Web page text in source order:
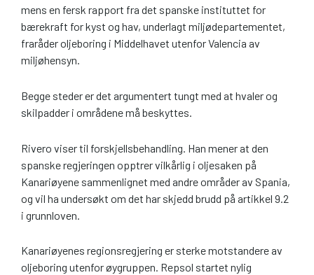
mens en fersk rapport fra det spanske instituttet for
bærekraft for kyst og hav, underlagt miljødepartementet,
fraråder oljeboring i Middelhavet utenfor Valencia av
miljøhensyn.
Begge steder er det argumentert tungt med at hvaler og
skilpadder i områdene må beskyttes.
Rivero viser til forskjellsbehandling. Han mener at den
spanske regjeringen opptrer vilkårlig i oljesaken på
Kanariøyene sammenlignet med andre områder av Spania,
og vil ha undersøkt om det har skjedd brudd på artikkel 9.2
i grunnloven.
Kanariøyenes regionsregjering er sterke motstandere av
oljeboring utenfor øygruppen. Repsol startet nylig